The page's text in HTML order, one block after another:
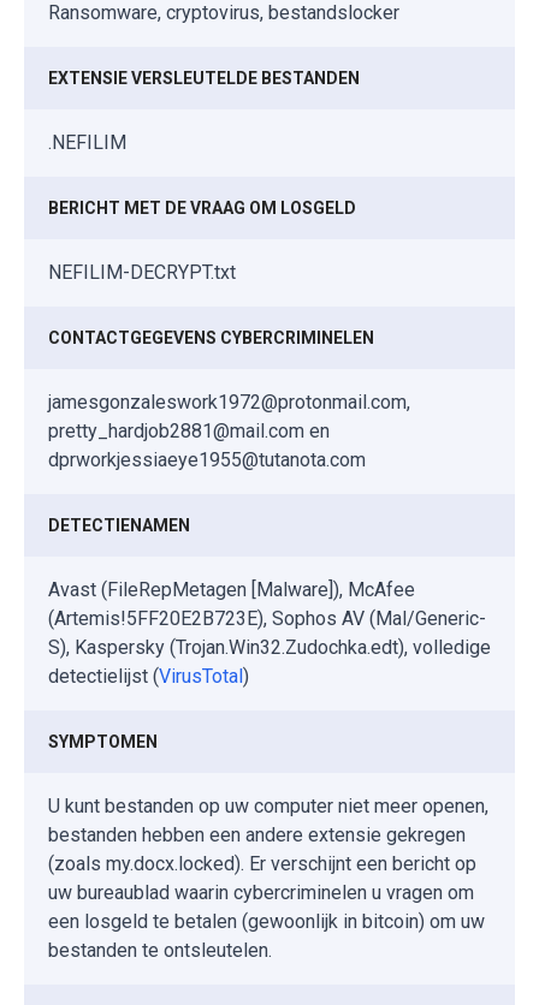
Ransomware, cryptovirus, bestandslocker
EXTENSIE VERSLEUTELDE BESTANDEN
.NEFILIM
BERICHT MET DE VRAAG OM LOSGELD
NEFILIM-DECRYPT.txt
CONTACTGEGEVENS CYBERCRIMINELEN
jamesgonzaleswork1972@protonmail.com,
pretty_hardjob2881@mail.com en
dprworkjessiaeye1955@tutanota.com
DETECTIENAMEN
Avast (FileRepMetagen [Malware]), McAfee
(Artemis!5FF20E2B723E), Sophos AV (Mal/Generic-
S), Kaspersky (Trojan.Win32.Zudochka.edt), volledige
detectielijst (VirusTotal )
SYMPTOMEN
U kunt bestanden op uw computer niet meer openen,
bestanden hebben een andere extensie gekregen
(zoals my.docx.locked). Er verschijnt een bericht op
uw bureaublad waarin cybercriminelen u vragen om
een losgeld te betalen (gewoonlijk in bitcoin) om uw
bestanden te ontsleutelen.